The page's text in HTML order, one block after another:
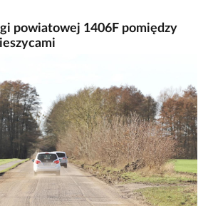
powiatowej 1406F pomiędzy